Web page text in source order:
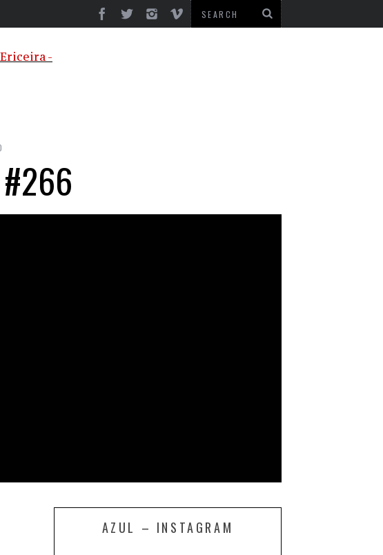
#266
AZUL – INSTAGRAM